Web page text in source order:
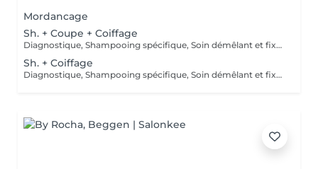
Mordancage
Sh. + Coupe + Coiffage
Diagnostique, Shampooing spécifique, Soin démêlant et fixation inclus. Veuillez prendre note que les prix indiqués sur Salonkee sont communiqués à titre informatif et s'entendent de base. Ces derniers sont susceptibles de varier selon le diagnostic réalisé à votre arrivée au salon et l'expertise du professionnel à qui vous confiez votre beauté. Dans tous les cas, un devis précis vous sera proposé et toutes réalisations de prestations seront effectuées avec votre accord.
Sh. + Coiffage
Diagnostique, Shampooing spécifique, Soin démêlant et fixation inclus. Veuillez prendre note que les prix indiqués sur Salonkee sont communiqués à titre informatif et s'entendent de base. Ces derniers sont susceptibles de varier selon le diagnostic réalisé à votre arrivée au salon et l'expertise du professionnel à qui vous confiez votre beauté. Dans tous les cas, un devis précis vous sera proposé et toutes réalisations de prestations seront effectuées avec votre accord.